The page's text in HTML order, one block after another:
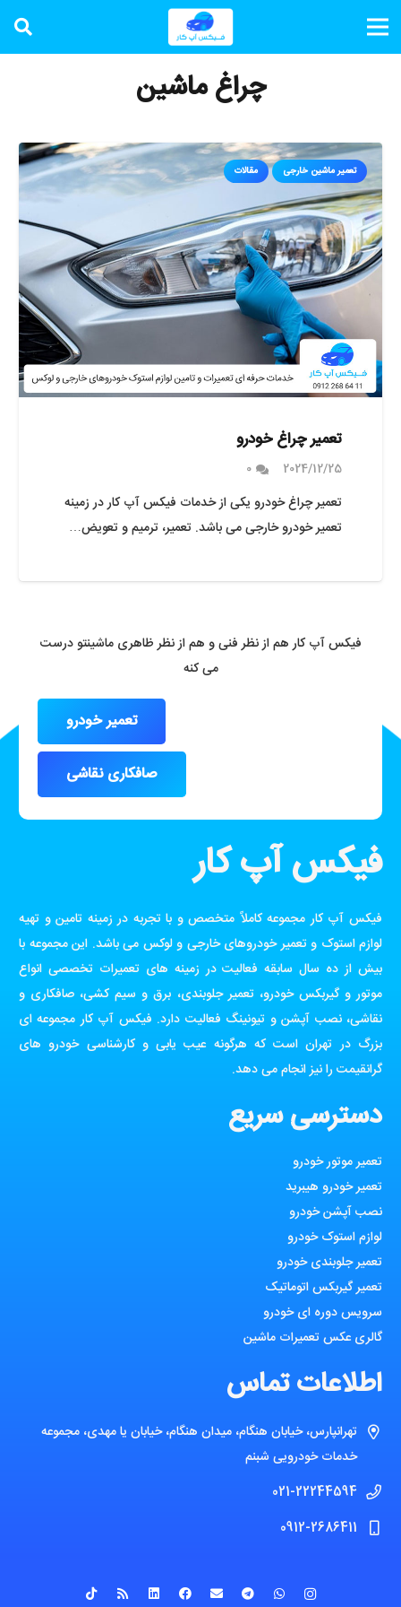
چراغ ماشین
تعمیر ماشین خارجی مقالات
تعمیر چراغ خودرو
2024/12/25
0
تعمیر چراغ خودرو یکی از خدمات فیکس آپ کار در زمینه
تعمیر خودرو خارجی می باشد. تعمیر، ترمیم و تعویض…
فیکس آپ کار هم از نظر فنی و هم از نظر ظاهری ماشینتو درست
می کنه
تعمیر خودرو
صافکاری نقاشی
فیکس آپ کار
فیکس آپ کار مجموعه کاملاً متخصص و با تجربه در زمینه تامین و تهیه
لوازم استوک و تعمیر خودروهای خارجی و لوکس می باشد. این مجموعه با
بیش از ده سال سابقه فعالیت در زمینه های تعمیرات تخصصی انواع
موتور و گیربکس خودرو، تعمیر جلوبندی، برق و سیم کشی، صافکاری و
نقاشی، نصب آپشن و تیونینگ فعالیت دارد. فیکس آپ کار مجموعه ای
بزرگ در تهران است که هرگونه عیب یابی و کارشناسی خودرو های
گرانقیمت را نیز انجام می دهد.
دسترسی سریع
تعمیر موتور خودرو
تعمیر خودرو هیبرید
نصب آپشن خودرو
لوازم استوک خودرو
تعمیر جلوبندی خودرو
تعمیر گیربکس اتوماتیک
سرویس دوره ای خودرو
گالری عکس تعمیرات ماشین
اطلاعات تماس
تهرانپارس، خیابان هنگام، میدان هنگام، خیابان یا مهدی، مجموعه
خدمات خودرویی شبنم
021-22244594
0912-2686411